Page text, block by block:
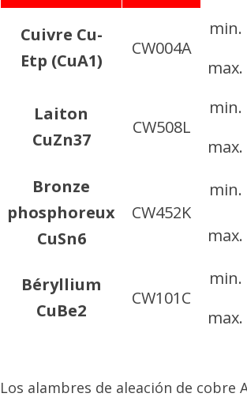
Cuivre Cu-
Etp (CuA1)
CW004A
min.
max.
Laiton
CuZn37
CW508L
min.
max.
Bronze
phosphoreux
CuSn6
CW452K
min.
max.
Béryllium
CuBe2
CW101C
min.
max.
CuNi18Zn20
CW409J
max.
Los alambres de aleación de cobre